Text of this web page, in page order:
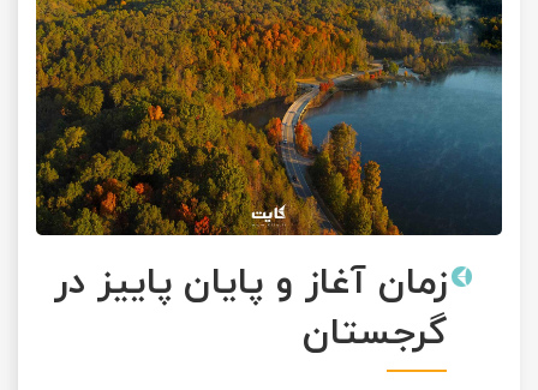
زمان آغاز و پایان پاییز در
گرجستان